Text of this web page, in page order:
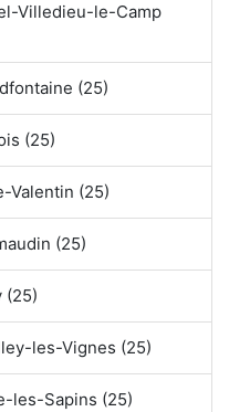
Villedieu-le-Camp
(25)
(25)
Valentin (25)
(25)
(25)
les-Vignes (25)
les-Sapins (25)